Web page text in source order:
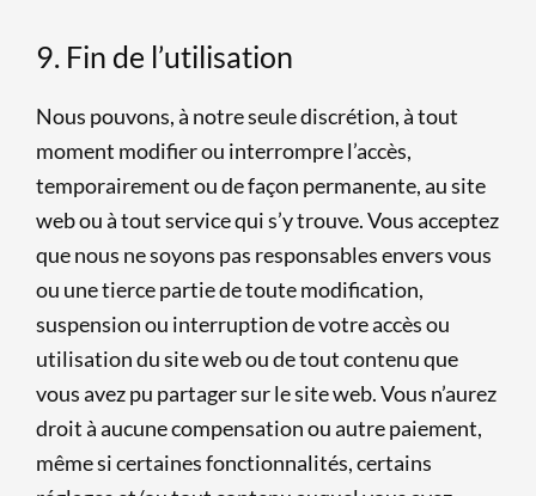
9. Fin de l’utilisation
Nous pouvons, à notre seule discrétion, à tout
moment modifier ou interrompre l’accès,
temporairement ou de façon permanente, au site
web ou à tout service qui s’y trouve. Vous acceptez
que nous ne soyons pas responsables envers vous
ou une tierce partie de toute modification,
suspension ou interruption de votre accès ou
utilisation du site web ou de tout contenu que
vous avez pu partager sur le site web. Vous n’aurez
droit à aucune compensation ou autre paiement,
même si certaines fonctionnalités, certains